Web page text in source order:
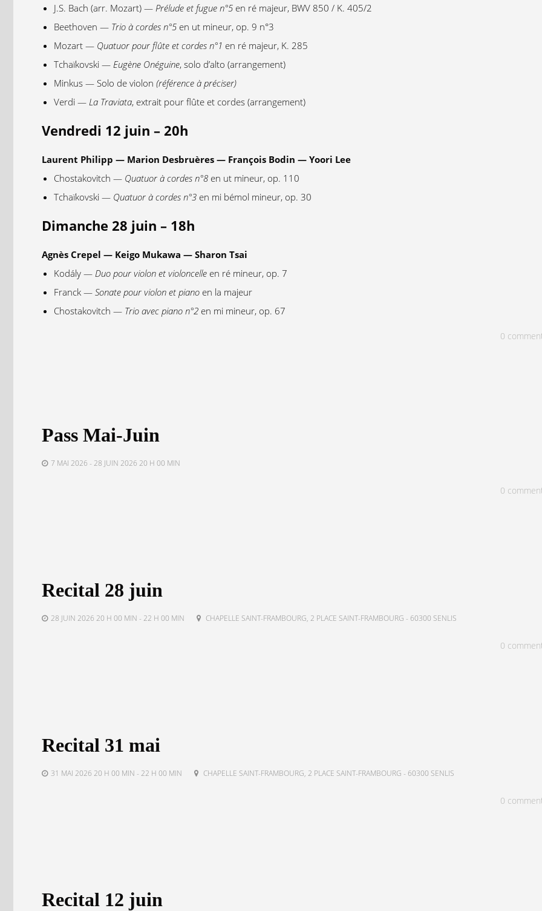
J.S. Bach (arr. Mozart) — Prélude et fugue n°5en ré majeur, BWV 850 / K. 405/2
Beethoven — Trio à cordes n°5en ut mineur, op. 9 n°3
Mozart — Quatuor pour flûte et cordes n°1 en ré majeur, K. 285
Tchaïkovski — Eugène Onéguine, solo d’alto (arrangement)
Minkus — Solo de violon (référence à préciser)
Verdi — La Traviata, extrait pour flûte et cordes (arrangement)
Vendredi 12 juin – 20h
Laurent Philipp — Marion Desbruères — François Bodin — Yoori Lee
Chostakovitch — Quatuor à cordes n°8en ut mineur, op. 110
Tchaïkovski — Quatuor à cordes n°3en mi bémol mineur, op. 30
Dimanche 28 juin – 18h
Agnès Crepel — Keigo Mukawa — Sharon Tsai
Kodály — Duo pour violon et violoncelleen ré mineur, op. 7
Franck — Sonate pour violon et pianoen la majeur
Chostakovitch — Trio avec piano n°2en mi mineur, op. 67
0
Pass Mai-Juin
7 MAI 2026 - 28 JUIN 2026 20 H 00 MIN
0
Recital 28 juin
28 JUIN 2026 20 H 00 MIN - 22 H 00 MIN CHAPELLE SAINT-FRAMBOURG, 2 PLACE SAINT-FRAMBOURG - 60300 SENLIS
0
Recital 31 mai
31 MAI 2026 20 H 00 MIN - 22 H 00 MIN CHAPELLE SAINT-FRAMBOURG, 2 PLACE SAINT-FRAMBOURG - 60300 SENLIS
0
Recital 12 juin